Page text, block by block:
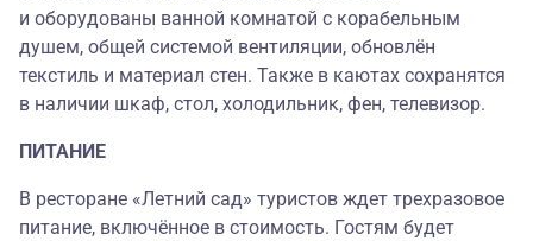
и оборудованы ванной комнатой с корабельным
душем, общей системой вентиляции, обновлён
текстиль и материал стен. Также в каютах сохранятся
в наличии шкаф, стол, холодильник, фен, телевизор.
ПИТАНИЕ
В ресторане «Летний сад» туристов ждет трехразовое
питание, включённое в стоимость. Гостям будет